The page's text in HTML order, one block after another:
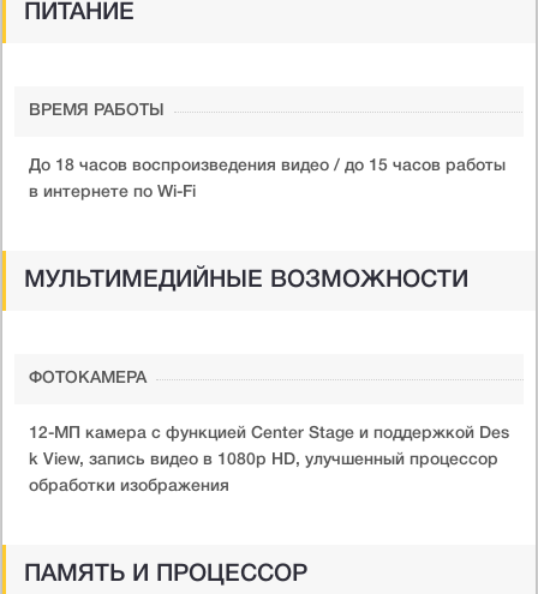
ПИТАНИЕ
ВРЕМЯ РАБОТЫ
До 18 часов воспроизведения видео / до 15 часов работы
в интернете по Wi-Fi
МУЛЬТИМЕДИЙНЫЕ ВОЗМОЖНОСТИ
ФОТОКАМЕРА
12-МП камера с функцией Center Stage и поддержкой Des
k View, запись видео в 1080p HD, улучшенный процессор
обработки изображения
ПАМЯТЬ И ПРОЦЕССОР